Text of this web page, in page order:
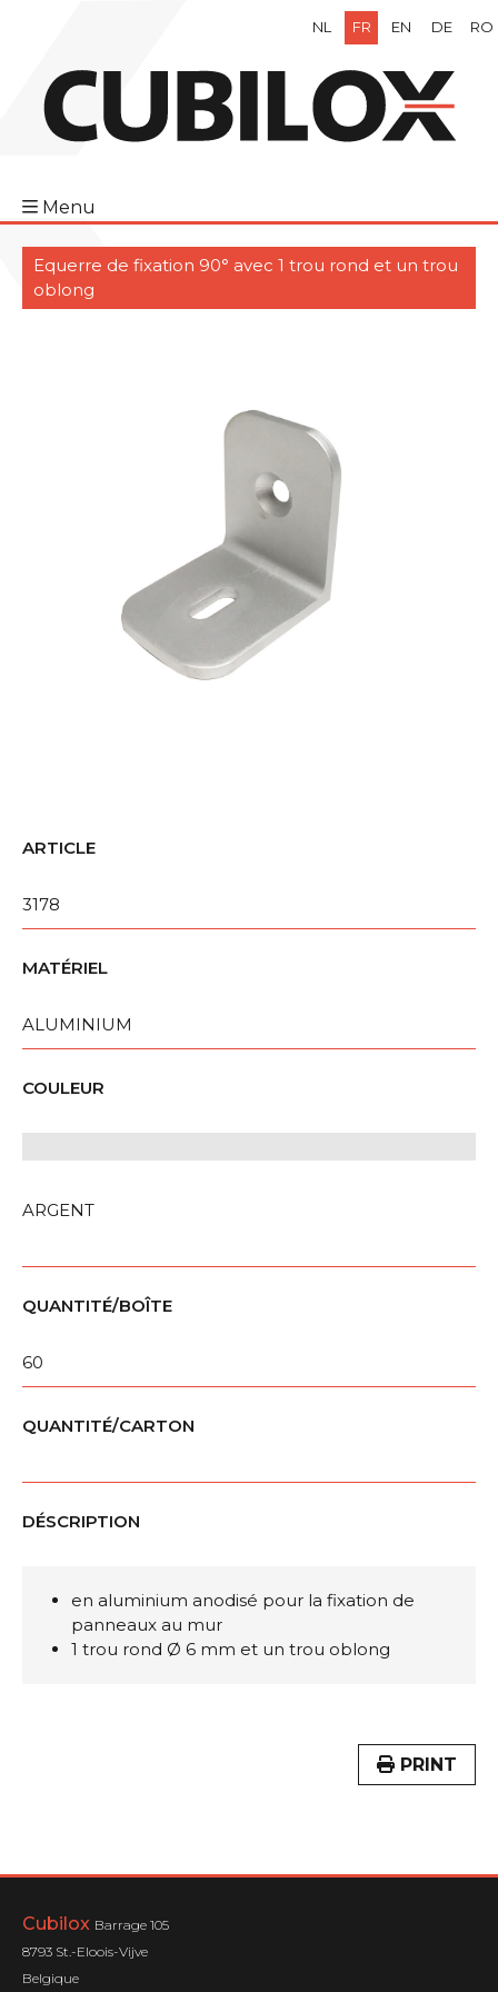
NL FR EN DE RO
Menu
Equerre de fixation 90° avec 1 trou rond et un trou
oblong
ARTICLE
3178
MATÉRIEL
ALUMINIUM
COULEUR
ARGENT
QUANTITÉ/BOÎTE
60
QUANTITÉ/CARTON
DÉSCRIPTION
en aluminium anodisé pour la fixation de
panneaux au mur
1 trou rond Ø 6 mm et un trou oblong
PRINT
Cubilox Barrage 105
8793 St.-Eloois-Vijve
Belgique